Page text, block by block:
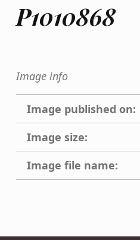
P1010868
Image info
Image published on:
Image size:
Image file name: